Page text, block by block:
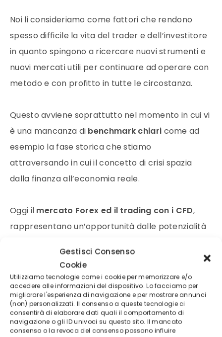
Gestisci Consenso
Cookie
Utilizziamo tecnologie come i cookie per memorizzare e/o
accedere alle informazioni del dispositivo. Lo facciamo per
migliorare l'esperienza di navigazione e per mostrare annunci
(non) personalizzati. Il consenso a queste tecnologie ci
consentirà di elaborare dati quali il comportamento di
navigazione o gli ID univoci su questo sito. Il mancato
consenso o la revoca del consenso possono influire
Noi li consideriamo come fattori che rendono
spesso difficile la vita del trader e dell’investitore
in quanto spingono a ricercare nuovi strumenti e
nuovi mercati utili per continuare ad operare con
metodo e con profitto in tutte le circostanza.
Questo avviene soprattutto nel momento in cui vi
è una mancanza di benchmark chiari come ad
esempio la fase storica che stiamo
attraversando in cui il concetto di crisi spazia
dalla finanza all’economia reale.
Oggi il mercato Forex ed il trading con i CFD,
rappresentano un’opportunità dalle potenzialità
Al fine di coglierle è necessario avere le giuste e
corrette conoscenze, se non anche la giusta
esperienza.